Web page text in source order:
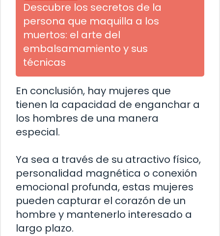
Descubre los secretos de la
persona que maquilla a los
muertos: el arte del
embalsamamiento y sus
técnicas
En conclusión, hay mujeres que
tienen la capacidad de enganchar a
los hombres de una manera
especial.
Ya sea a través de su atractivo físico,
personalidad magnética o conexión
emocional profunda, estas mujeres
pueden capturar el corazón de un
hombre y mantenerlo interesado a
largo plazo.